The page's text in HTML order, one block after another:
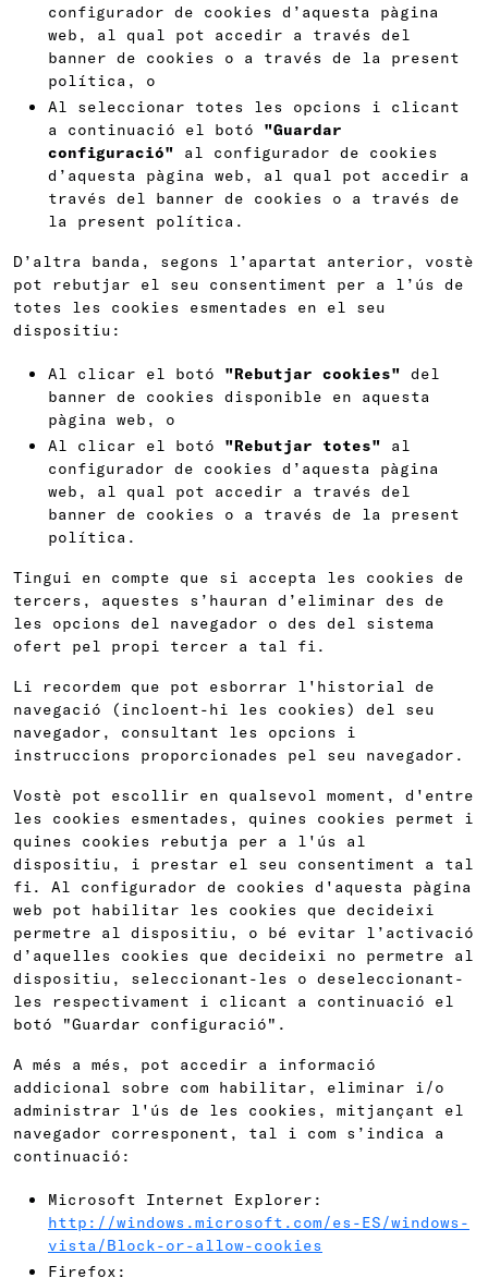
configurador de cookies d’aquesta pàgina
web, al qual pot accedir a través del
banner de cookies o a través de la present
política, o
Al seleccionar totes les opcions i clicant
a continuació el botó "Guardar
configuració" al configurador de cookies
d’aquesta pàgina web, al qual pot accedir a
través del banner de cookies o a través de
la present política.
D’altra banda, segons l’apartat anterior, vostè
pot rebutjar el seu consentiment per a l’ús de
totes les cookies esmentades en el seu
dispositiu:
Al clicar el botó "Rebutjar cookies" del
banner de cookies disponible en aquesta
pàgina web, o
Al clicar el botó "Rebutjar totes" al
configurador de cookies d’aquesta pàgina
web, al qual pot accedir a través del
banner de cookies o a través de la present
política.
Tingui en compte que si accepta les cookies de
tercers, aquestes s’hauran d’eliminar des de
les opcions del navegador o des del sistema
ofert pel propi tercer a tal fi.
Li recordem que pot esborrar l'historial de
navegació (incloent-hi les cookies) del seu
navegador, consultant les opcions i
instruccions proporcionades pel seu navegador.
Vostè pot escollir en qualsevol moment, d'entre
les cookies esmentades, quines cookies permet i
quines cookies rebutja per a l'ús al
dispositiu, i prestar el seu consentiment a tal
fi. Al configurador de cookies d'aquesta pàgina
web pot habilitar les cookies que decideixi
permetre al dispositiu, o bé evitar l’activació
d’aquelles cookies que decideixi no permetre al
dispositiu, seleccionant-les o deseleccionant-
les respectivament i clicant a continuació el
botó "Guardar configuració".
A més a més, pot accedir a informació
addicional sobre com habilitar, eliminar i/o
administrar l'ús de les cookies, mitjançant el
navegador corresponent, tal i com s’indica a
continuació:
Microsoft Internet Explorer:
http://windows.microsoft.com/es-ES/windows-
vista/Block-or-allow-cookies
Firefox: